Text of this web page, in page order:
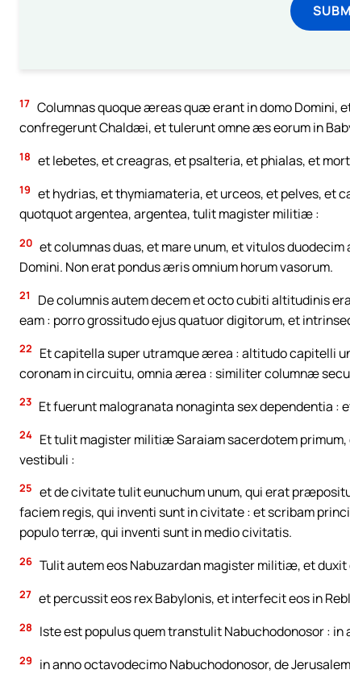
17 Columnas quoque æreas quæ erant in domo Domini,
confregerunt Chaldæi, et tulerunt omne æs eorum in
18 et lebetes, et creagras, et psalteria, et phialas, et
19 et hydrias, et thymiamateria, et urceos, et pelves, et
quotquot argentea, argentea, tulit magister militiæ :
20 et columnas duas, et mare unum, et vitulos
Domini. Non erat pondus æris omnium horum vasorum.
21
De columnis autem decem et octo cubiti altitudinis
eam : porro grossitudo ejus quatuor digitorum, et
22
Et capitella super utramque ærea : altitudo capitelli
coronam in circuitu, omnia ærea : similiter columnæ
23 Et fuerunt malogranata nonaginta sex dependentia
24 Et tulit magister militiæ Saraiam sacerdotem
vestibuli :
25 et de civitate tulit eunuchum unum, qui erat
faciem regis, qui inventi sunt in civitate : et scribam
populo terræ, qui inventi sunt in medio civitatis.
26 Tulit autem eos Nabuzardan magister militiæ, et duxit
27 et percussit eos rex Babylonis, et interfecit eos in
28 Iste est populus quem transtulit Nabuchodonosor :
29 in anno octavodecimo Nabuchodonosor, de